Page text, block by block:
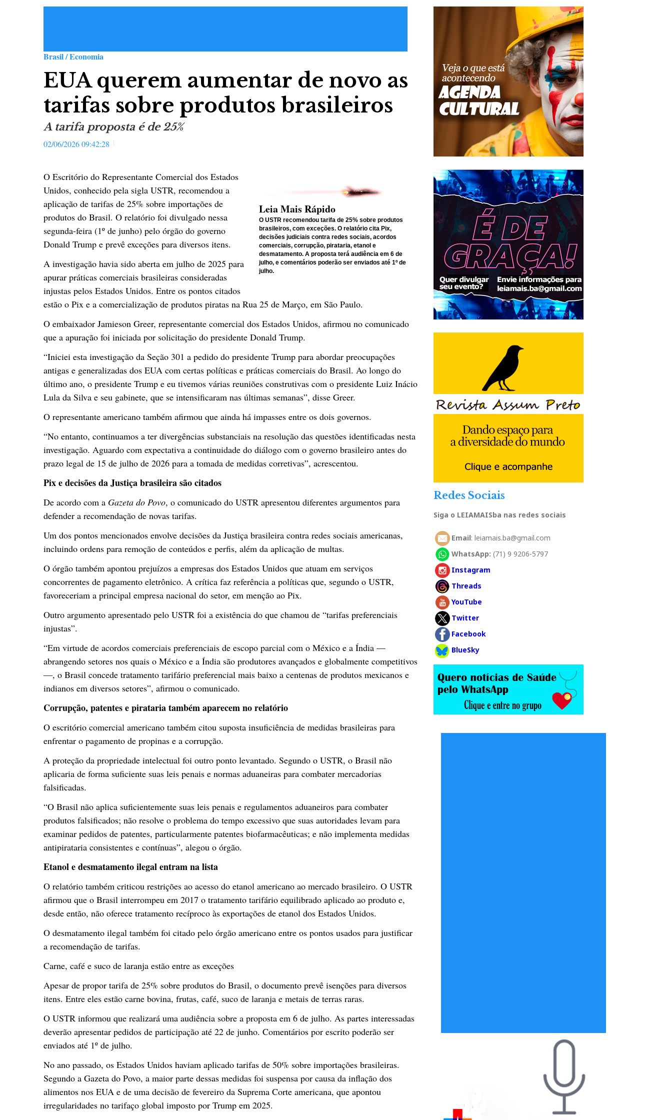
Brasil / Economia
EUA querem aumentar de novo as
tarifas sobre produtos brasileiros
A tarifa proposta é de 25%
02/06/2026 09:42:28
Leia Mais Rápido
O USTR recomendou tarifa de 25% sobre produtos
brasileiros, com exceções. O relatório cita Pix,
decisões judiciais contra redes sociais, acordos
comerciais, corrupção, pirataria, etanol e
desmatamento. A proposta terá audiência em 6 de
julho, e comentários poderão ser enviados até 1º de
julho.
O Escritório do Representante Comercial dos Estados
Unidos, conhecido pela sigla USTR, recomendou a
aplicação de tarifas de 25% sobre importações de
produtos do Brasil. O relatório foi divulgado nessa
segunda-feira (1º de junho) pelo órgão do governo
Donald Trump e prevê exceções para diversos itens.
A investigação havia sido aberta em julho de 2025 para
apurar práticas comerciais brasileiras consideradas
injustas pelos Estados Unidos. Entre os pontos citados
estão o Pix e a comercialização de produtos piratas na Rua 25 de Março, em São Paulo.
O embaixador Jamieson Greer, representante comercial dos Estados Unidos, afirmou no comunicado
que a apuração foi iniciada por solicitação do presidente Donald Trump.
“Iniciei esta investigação da Seção 301 a pedido do presidente Trump para abordar preocupações
antigas e generalizadas dos EUA com certas políticas e práticas comerciais do Brasil. Ao longo do
último ano, o presidente Trump e eu tivemos várias reuniões construtivas com o presidente Luiz Inácio
Lula da Silva e seu gabinete, que se intensificaram nas últimas semanas”, disse Greer.
O representante americano também afirmou que ainda há impasses entre os dois governos.
“No entanto, continuamos a ter divergências substanciais na resolução das questões identificadas nesta
investigação. Aguardo com expectativa a continuidade do diálogo com o governo brasileiro antes do
prazo legal de 15 de julho de 2026 para a tomada de medidas corretivas”, acrescentou.
Pix e decisões da Justiça brasileira são citados
De acordo com a Gazeta do Povo, o comunicado do USTR apresentou diferentes argumentos para
defender a recomendação de novas tarifas.
Um dos pontos mencionados envolve decisões da Justiça brasileira contra redes sociais americanas,
incluindo ordens para remoção de conteúdos e perfis, além da aplicação de multas.
O órgão também apontou prejuízos a empresas dos Estados Unidos que atuam em serviços
concorrentes de pagamento eletrônico. A crítica faz referência a políticas que, segundo o USTR,
favoreceriam a principal empresa nacional do setor, em menção ao Pix.
Outro argumento apresentado pelo USTR foi a existência do que chamou de “tarifas preferenciais
injustas”.
“Em virtude de acordos comerciais preferenciais de escopo parcial com o México e a Índia —
abrangendo setores nos quais o México e a Índia são produtores avançados e globalmente competitivos
—, o Brasil concede tratamento tarifário preferencial mais baixo a centenas de produtos mexicanos e
indianos em diversos setores”, afirmou o comunicado.
Corrupção, patentes e pirataria também aparecem no relatório
O escritório comercial americano também citou suposta insuficiência de medidas brasileiras para
enfrentar o pagamento de propinas e a corrupção.
A proteção da propriedade intelectual foi outro ponto levantado. Segundo o USTR, o Brasil não
aplicaria de forma suficiente suas leis penais e normas aduaneiras para combater mercadorias
falsificadas.
“O Brasil não aplica suficientemente suas leis penais e regulamentos aduaneiros para combater
produtos falsificados; não resolve o problema do tempo excessivo que suas autoridades levam para
examinar pedidos de patentes, particularmente patentes biofarmacêuticas; e não implementa medidas
antipirataria consistentes e contínuas”, alegou o órgão.
Etanol e desmatamento ilegal entram na lista
O relatório também criticou restrições ao acesso do etanol americano ao mercado brasileiro. O USTR
afirmou que o Brasil interrompeu em 2017 o tratamento tarifário equilibrado aplicado ao produto e,
desde então, não oferece tratamento recíproco às exportações de etanol dos Estados Unidos.
O desmatamento ilegal também foi citado pelo órgão americano entre os pontos usados para justificar
a recomendação de tarifas.
Carne, café e suco de laranja estão entre as exceções
Apesar de propor tarifa de 25% sobre produtos do Brasil, o documento prevê isenções para diversos
itens. Entre eles estão carne bovina, frutas, café, suco de laranja e metais de terras raras.
O USTR informou que realizará uma audiência sobre a proposta em 6 de julho. As partes interessadas
deverão apresentar pedidos de participação até 22 de junho. Comentários por escrito poderão ser
enviados até 1º de julho.
No ano passado, os Estados Unidos haviam aplicado tarifas de 50% sobre importações brasileiras.
Segundo a Gazeta do Povo, a maior parte dessas medidas foi suspensa por causa da inflação dos
alimentos nos EUA e de uma decisão de fevereiro da Suprema Corte americana, que apontou
irregularidades no tarifaço global imposto por Trump em 2025.
Redes Sociais
Siga o LEIAMAISba nas redes sociais
Email: leiamais.ba@gmail.com
WhatsApp: (71) 9 9206-5797
Instagram
Threads
YouTube
Twitter
Facebook
BlueSky